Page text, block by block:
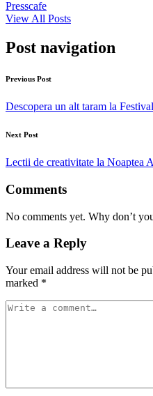
Presscafe
View All Posts
Post navigation
Previous Post
Descopera un alt taram la
Next Post
Lectii de creativitate la Noaptea
Comments
No comments yet. Why don’t
Leave a Reply
Your email address will not be
marked *